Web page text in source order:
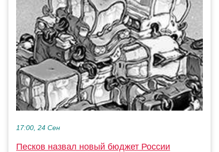
17:00, 24 Сен
Песков назвал новый бюджет России